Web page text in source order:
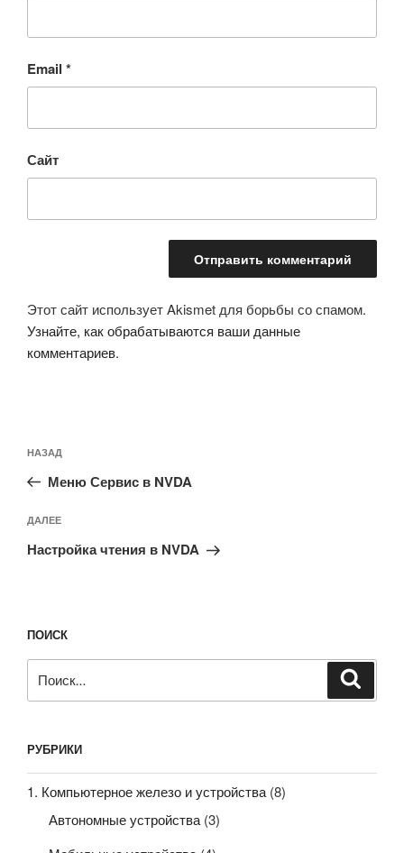
Email *
Сайт
Этот сайт использует Akismet для борьбы со спамом.
Узнайте, как обрабатываются ваши данные
комментариев.
по
записям
Предыдущая
запись:
НАЗАД
Меню Сервис в NVDA
Следующая
запись
ДАЛЕЕ
Настройка чтения в NVDA
ПОИСК
РУБРИКИ
1. Компьютерное железо и устройства (8)
Автономные устройства(3)